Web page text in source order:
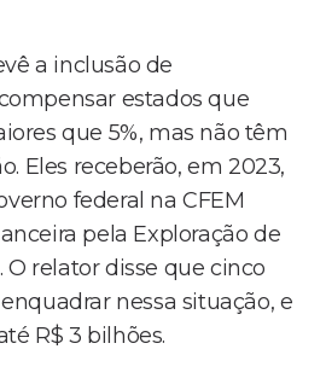
a inclusão de
estados que
que 5%, mas não têm
Eles receberão, em 2023,
federal na CFEM
pela Exploração de
O relator disse que cinco
nessa situação, e
R$ 3 bilhões.